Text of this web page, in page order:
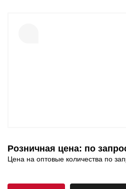
Розничная цена: по
Цена на оптовые количества по